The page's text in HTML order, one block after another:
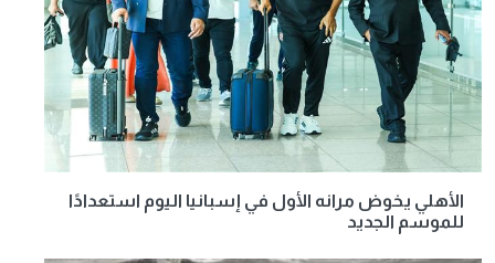
الأهلي يخوض مرانه الأول في إسبانيا اليوم استعدادًا
للموسم الجديد